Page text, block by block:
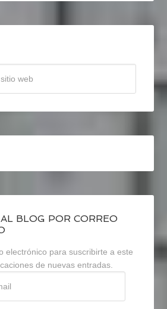
BLOG POR CORREO
electrónico para suscribirte a este
de nuevas entradas.